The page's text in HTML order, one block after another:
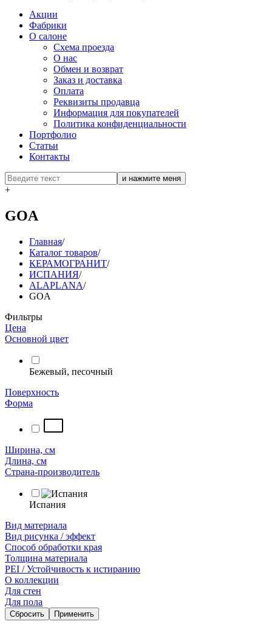
Акции
Фабрики
О салоне
Схема проезда
О нас
Обмен и возврат
Заказ и доставка
Оплата
Реквизиты продавца
Информация для покупателей
Политика конфиденциальности
Портфолио
Статьи
Контакты
+
GOA
Главная/
Каталог товаров/
КЕРАМОГРАНИТ/
ИСПАНИЯ/
ALAPLANA/
GOA
Фильтры
Цена
Основной цвет
Бежевый, песочный
Поверхность
Форма
Ширина, см
Длина, см
Страна-производитель
Испания
Вид материала
Вид рисунка / эффект
Способ обработки края
Толщина материала
PEI / Устойчивость к истиранию
О коллекции
Для стен
Для пола
Сбросить Применить